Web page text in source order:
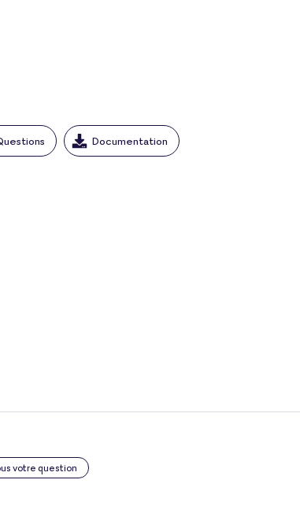
Documentation
votre question